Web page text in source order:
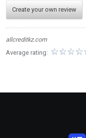
Create your own review
allcreditkz.com
Average rating: